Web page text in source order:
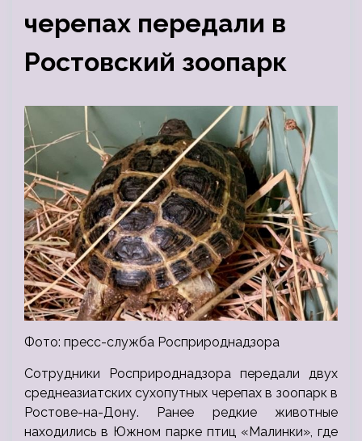
черепах передали в
Ростовский зоопарк
Фото: пресс-служба Росприроднадзора
Сотрудники Росприроднадзора передали двух
среднеазиатских сухопутных черепах в зоопарк в
Ростове-на-Дону. Ранее редкие животные
находились в Южном парке птиц «Малинки», где